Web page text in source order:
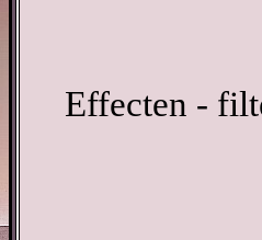
Effecten -